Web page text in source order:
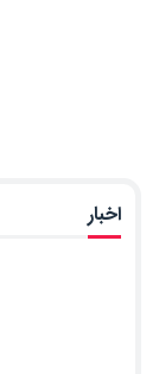
اخبار